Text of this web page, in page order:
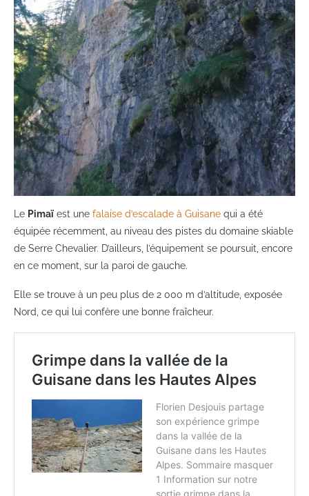
Le Pimaï est une falaise d’escalade à Guisane qui a été
équipée récemment, au niveau des pistes du domaine skiable
de Serre Chevalier. D’ailleurs, l’équipement se poursuit, encore
en ce moment, sur la paroi de gauche.
Elle se trouve à un peu plus de 2 000 m d’altitude, exposée
Nord, ce qui lui confère une bonne fraîcheur.